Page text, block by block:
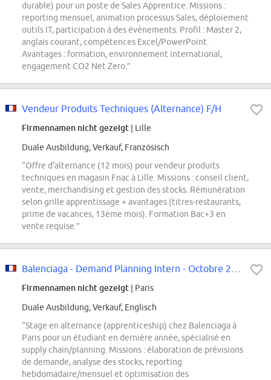
durable) pour un poste de Sales Apprentice. Missions :
reporting mensuel, animation processus Sales, déploiement
outils IT, participation à des événements. Profil : Master 2,
anglais courant, compétences Excel/PowerPoint.
Avantages : formation, environnement international,
engagement CO2 Net Zero.”
Vendeur Produits Techniques (Alternance) F/H
Firmennamen nicht gezeigt | Lille
Duale Ausbildung, Verkauf, Französisch
“Offre d'alternance (12 mois) pour vendeur produits
techniques en magasin Fnac à Lille. Missions : conseil client,
vente, merchandising et gestion des stocks. Rémunération
selon grille apprentissage + avantages (titres-restaurants,
prime de vacances, 13ème mois). Formation Bac+3 en
vente requise.”
Firmennamen nicht gezeigt | Paris
Duale Ausbildung, Verkauf, Englisch
“Stage en alternance (apprenticeship) chez Balenciaga à
Paris pour un étudiant en dernière année, spécialisé en
supply chain/planning. Missions : élaboration de prévisions
de demande, analyse des stocks, reporting
hebdomadaire/mensuel et optimisation des